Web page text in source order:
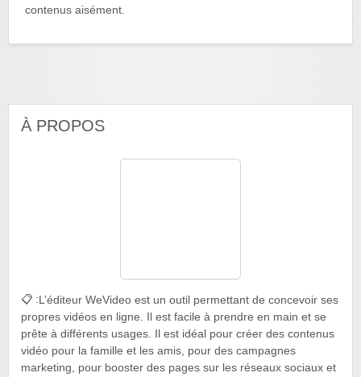
contenus aisément.
À PROPOS
📋 : L’éditeur WeVideo est un outil permettant de concevoir ses
propres vidéos en ligne. Il est facile à prendre en main et se
prête à différents usages. Il est idéal pour créer des contenus
vidéo pour la famille et les amis, pour des campagnes
marketing, pour booster des pages sur les réseaux sociaux et